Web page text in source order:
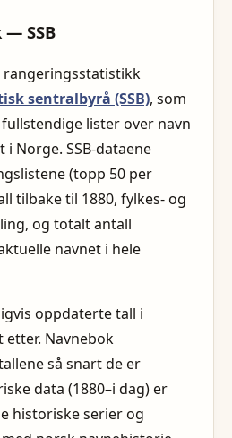
SSB
sentralbyrå (SSB), som
lister over navn
Norge. SSB-dataene
(topp 50 per
tilbake til 1880, fylkes- og
og totalt antall
navnet i hele
oppdaterte tall i
Navnebok
så snart de er
data (1880–i dag) er
historiske serier og